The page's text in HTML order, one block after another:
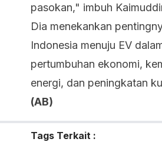
pasokan," imbuh
Dia menekankan
Indonesia menuju EV
pertumbuhan ekonomi,
energi, dan peningkatan
(AB)
Tags Terkait :